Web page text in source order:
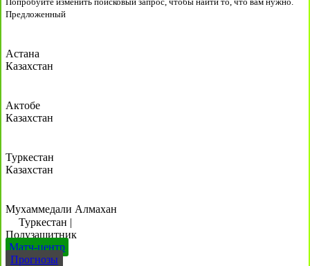
Предложенный
Астана
Казахстан
Актобе
Казахстан
Туркестан
Казахстан
Мухаммедали Алмахан
Туркестан |
Полузащитник
Матч-центр
Прогнозы